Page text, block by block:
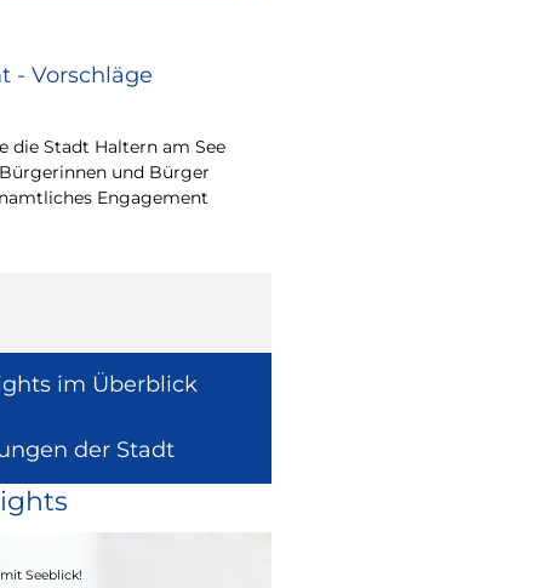
- Vorschläge
die Stadt Haltern am See
und Bürger
Engagement
im Überblick
der Stadt
Seeblick!